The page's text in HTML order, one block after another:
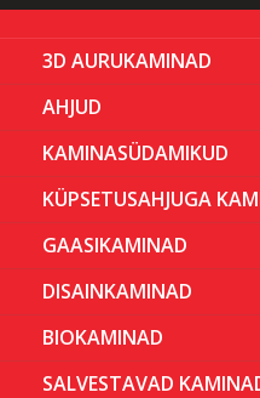
3D AURUKAMINAD
AHJUD
KAMINASÜDAMIKUD
KÜPSETUSAHJUGA
GAASIKAMINAD
DISAINKAMINAD
BIOKAMINAD
SALVESTAVAD